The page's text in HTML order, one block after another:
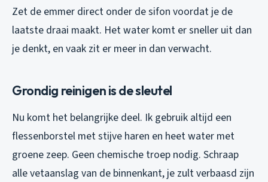
Zet de emmer direct onder de sifon voordat je de
laatste draai maakt. Het water komt er sneller uit dan
je denkt, en vaak zit er meer in dan verwacht.
Grondig reinigen is de sleutel
Nu komt het belangrijke deel. Ik gebruik altijd een
flessenborstel met stijve haren en heet water met
groene zeep. Geen chemische troep nodig. Schraap
alle vetaanslag van de binnenkant, je zult verbaasd zijn